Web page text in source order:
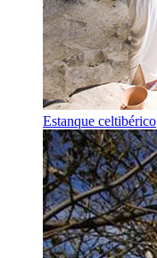
Estanque celtibérico